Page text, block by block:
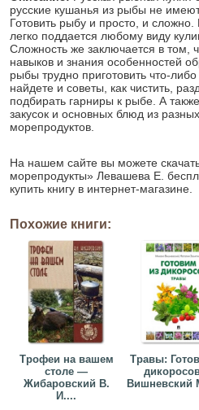
русские кушанья из рыбы не
Готовить рыбу и просто, и
легко поддается любому виду
Сложность же заключается в том,
навыков и знания особенностей
рыбы трудно приготовить что-
найдете и советы, как чистить,
подбирать гарниры к рыбе. А
закусок и основных блюд из
морепродуктов.
На нашем сайте вы можете
морепродукты» Левашева Е.
купить книгу в интернет-магазине.
Похожие книги:
Трофеи на вашем
столе —
Жибаровский В.
И....
Травы:
Вишневский